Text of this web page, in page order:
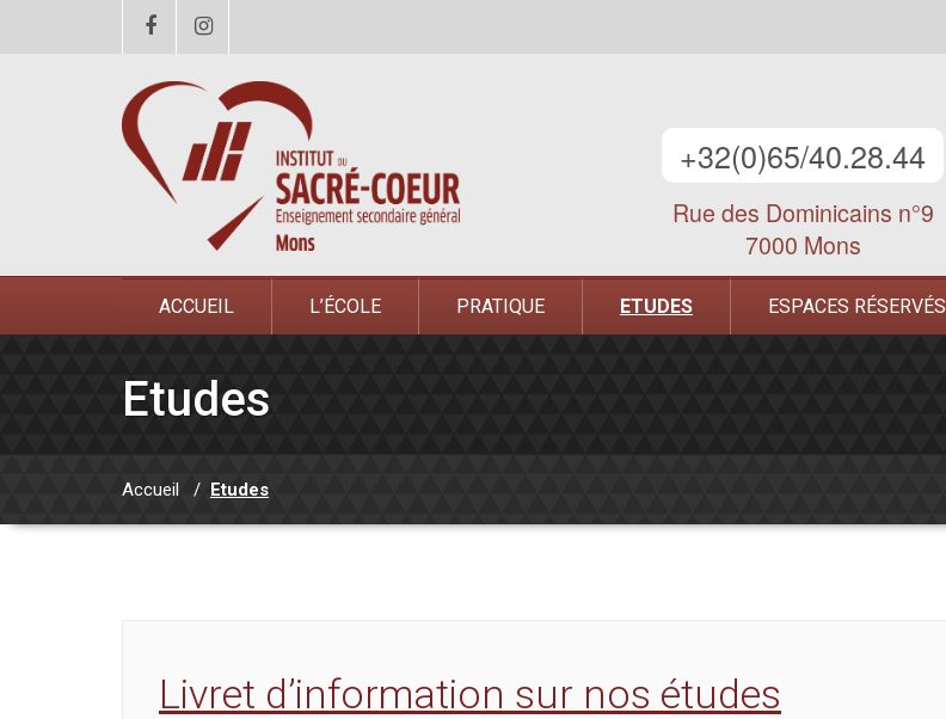
+32(0)65/40.28.44
Rue des Dominicains n°9
7000 Mons
ACCUEIL L’ÉCOLE PRATIQUE ETUDES ESPACES RÉSERVÉS
Etudes
Accueil / Etudes
Livret d’information sur nos études